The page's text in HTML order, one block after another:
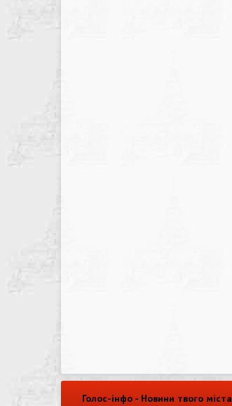
Голос-інфо - Новини твого міста